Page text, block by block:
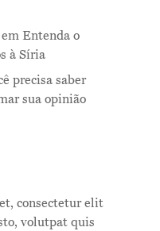
em Entenda o
à Síria
precisa saber
sua opinião
consectetur elit
volutpat quis